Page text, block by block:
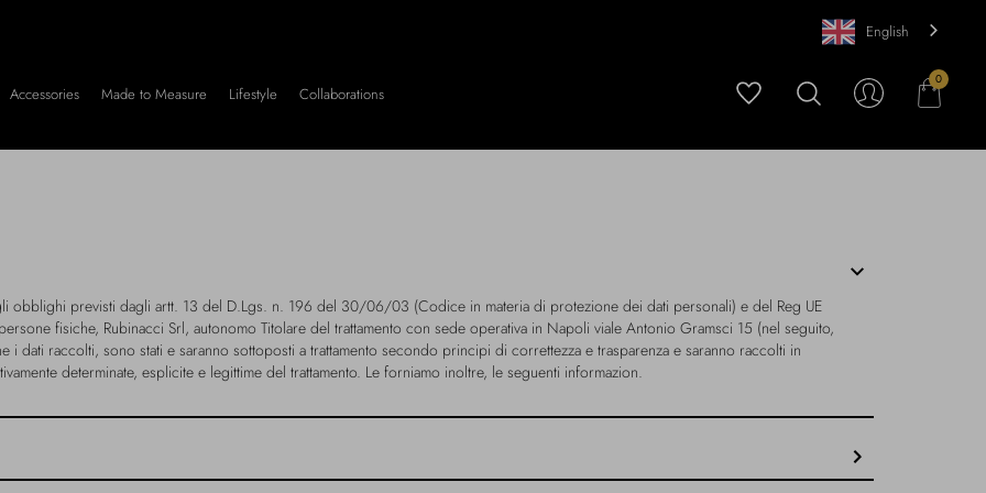
English
Accessories Made to Measure Lifestyle Collaborations
0
obblighi previsti dagli artt. 13 del D.Lgs. n. 196 del 30/06/03 (Codice in materia di protezione dei dati personali) e del Reg UE
fisiche, Rubinacci Srl, autonomo Titolare del trattamento con sede operativa in Napoli viale Antonio Gramsci 15 (nel seguito,
i dati raccolti, sono stati e saranno sottoposti a trattamento secondo principi di correttezza e trasparenza e saranno raccolti in
determinate, esplicite e legittime del trattamento. Le forniamo inoltre, le seguenti informazion.